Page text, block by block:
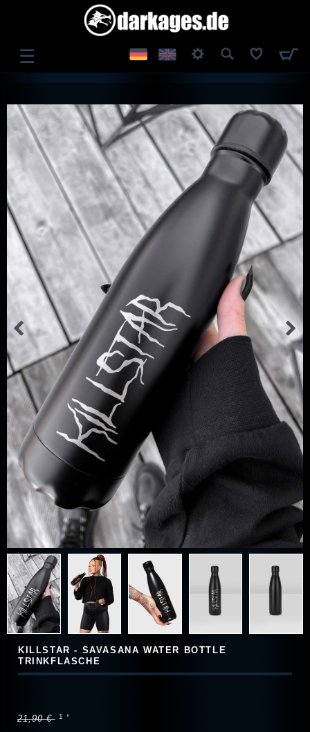
☰
REGISTRIEREN
KILLSTAR - SAVASANA WATER BOTTLE
TRINKFLASCHE
21,90 €